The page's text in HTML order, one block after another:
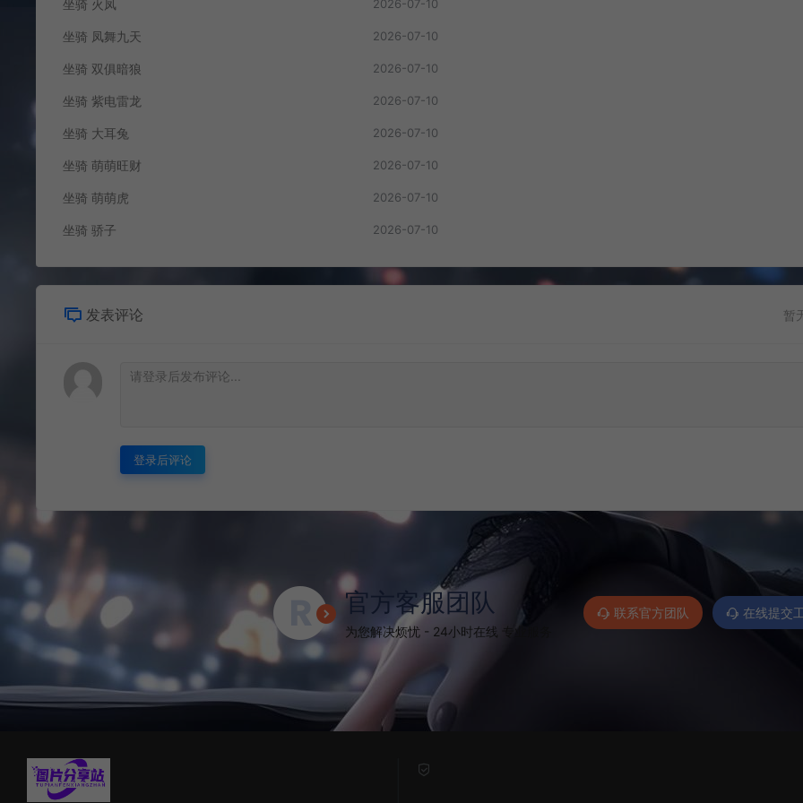
坐骑 火凤 2026-07-10
坐骑 凤舞九天 2026-07-10
坐骑 双俱暗狼 2026-07-10
坐骑 紫电雷龙 2026-07-10
坐骑 大耳兔 2026-07-10
坐骑 萌萌旺财 2026-07-10
坐骑 萌萌虎 2026-07-10
坐骑 骄子 2026-07-10
发表评论 暂
登录后评论
官方客服团队
为您解决烦忧 - 24小时在线 专业服务
联系官方团队 在线提交